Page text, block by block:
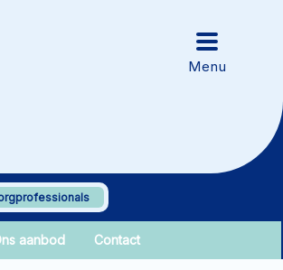
aanbod Contact